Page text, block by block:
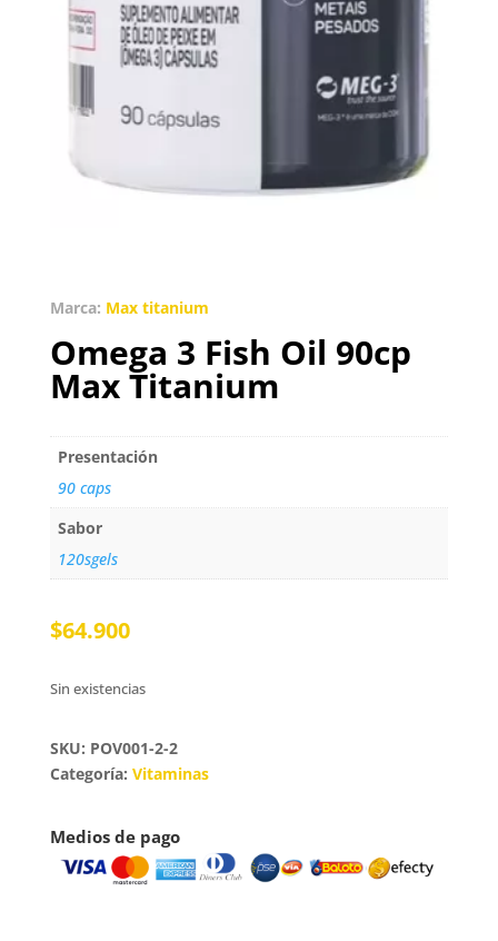
Marca: Max titanium
Omega 3 Fish Oil 90cp
Max Titanium
Presentación
90 caps
Sabor
120sgels
$64.900
Sin existencias
SKU: POV001-2-2
Categoría: Vitaminas
Medios de pago